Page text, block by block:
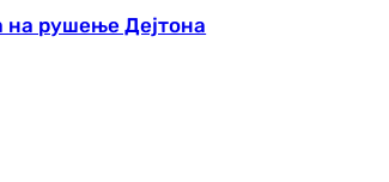
на рушење Дејтона